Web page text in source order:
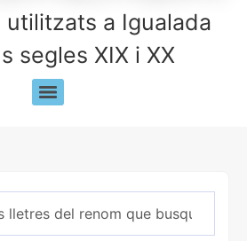
utilitzats a Igualada
segles XIX i XX